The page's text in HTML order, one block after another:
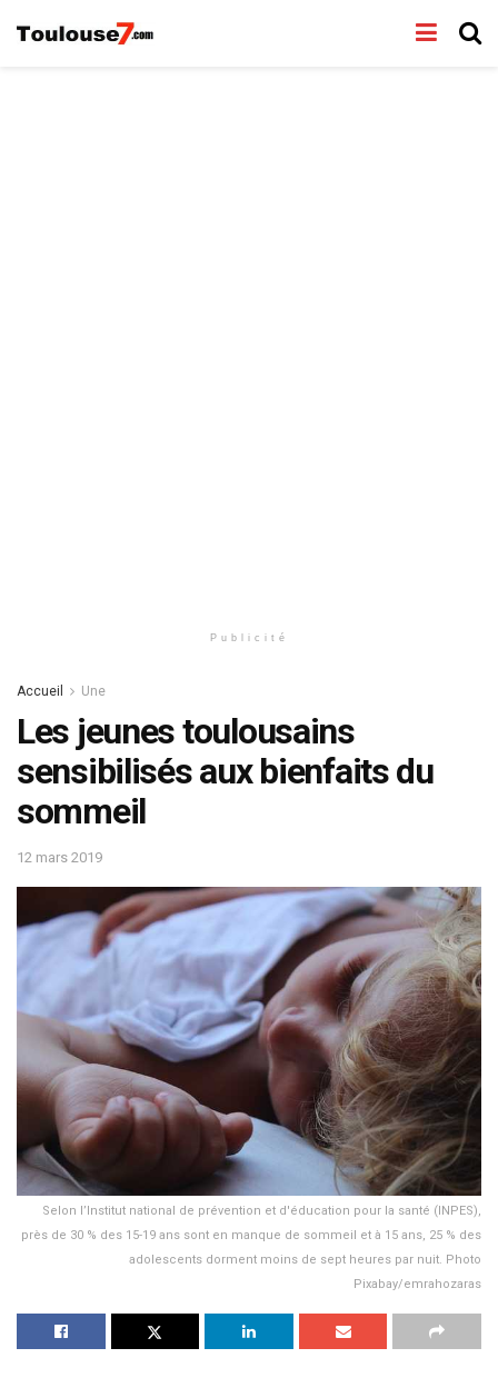
Publicité
Accueil Une
Les jeunes toulousains
sensibilisés aux bienfaits du
sommeil
12 mars 2019
Selon l’Institut national de prévention et d'éducation pour la santé (INPES),
près de 30 % des 15-19 ans sont en manque de sommeil et à 15 ans, 25 % des
adolescents dorment moins de sept heures par nuit. Photo
Pixabay/emrahozaras